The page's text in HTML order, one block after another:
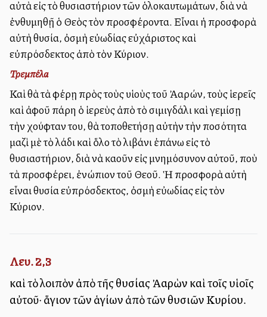
αὐτὰ εἰς τὸ θυσιαστήριον τῶν ὁλοκαυτωμάτων, διὰ νὰ
ἐνθυμηθῇ ὁ Θεὸς τὸν προσφέροντα. Εἶναι ἡ προσφορὰ
αὐτὴ θυσία, ὀσμὴ εὐωδίας εὐχάριστος καὶ
εὐπρόσδεκτος ἀπὸ τὸν Κύριον.
Τρεμπέλα
Καὶ θὰ τὰ φέρῃ πρὸς τοὺς υἱοὺς τοῦ Ἀαρών, τοὺς ἱερεῖς
καὶ ἀφοῦ πάρη ὁ ἱερεὺς ἀπὸ τὸ σιμιγδάλι καὶ γεμίσῃ
τὴν χούφταν του, θὰ τοποθετήσῃ αὐτὴν τὴν ποσότητα
μαζὶ μὲ τὸ λάδι καὶ ὅλο τὸ λιβάνι ἐπάνω εἰς τὸ
θυσιαστήριον, διὰ νὰ καοῦν εἰς μνημόσυνον αὐτοῦ, ποὺ
τὰ προσφέρει, ἐνώπιον τοῦ Θεοῦ. Ἡ προσφορὰ αὐτὴ
εἶναι θυσία εὐπρόσδεκτος, ὀσμὴ εὐωδίας εἰς τὸν
Κύριον.
Λευ. 2,3
καὶ τὸ λοιπὸν ἀπὸ τῆς θυσίας Ἀαρὼν καὶ τοῖς υἱοῖς
αὐτοῦ· ἅγιον τῶν ἁγίων ἀπὸ τῶν θυσιῶν Κυρίου.